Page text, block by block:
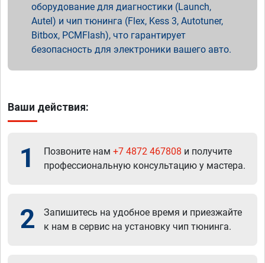
оборудование для диагностики (Launch,
Autel) и чип тюнинга (Flex, Kess 3, Autotuner,
Bitbox, PCMFlash), что гарантирует
безопасность для электроники вашего авто.
Ваши действия:
1 Позвоните нам +7 4872 467808 и получите
профессиональную консультацию у мастера.
2
Запишитесь на удобное время и приезжайте
к нам в сервис на установку чип тюнинга.